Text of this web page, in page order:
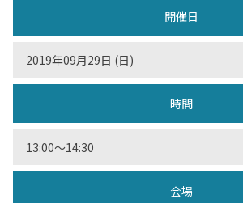
開催日
2019年09月29日 (日)
時間
13:00〜14:30
会場